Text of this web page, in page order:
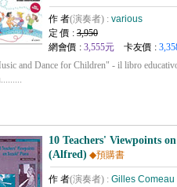
作 者(演奏者) : various
定 價 : 3,950
網會價 : 3,555元 卡友價 :
and Dance for Children" - il libro
10 Teachers' Viewpoints
(Alfred) ◆預購書
作 者(演奏者) : Gilles Comeau